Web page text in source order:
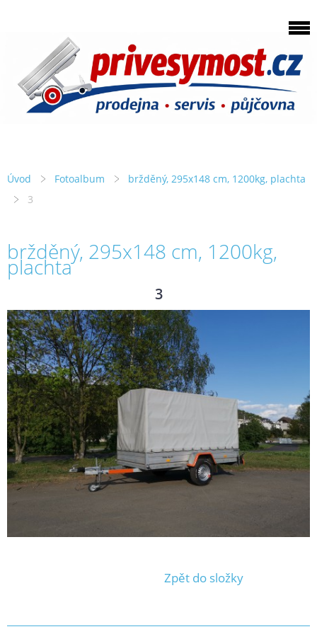
Úvod Fotoalbum
bržděný, 295x148 cm, 1200kg, plachta
3
bržděný, 295x148 cm, 1200kg,
plachta
3
Zpět do složky